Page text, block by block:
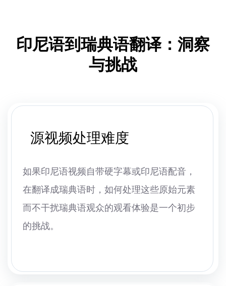
印尼语到瑞典语翻译：洞察
与挑战
源视频处理难度
如果印尼语视频自带硬字幕或印尼语配音，
在翻译成瑞典语时，如何处理这些原始元素
而不干扰瑞典语观众的观看体验是一个初步
的挑战。